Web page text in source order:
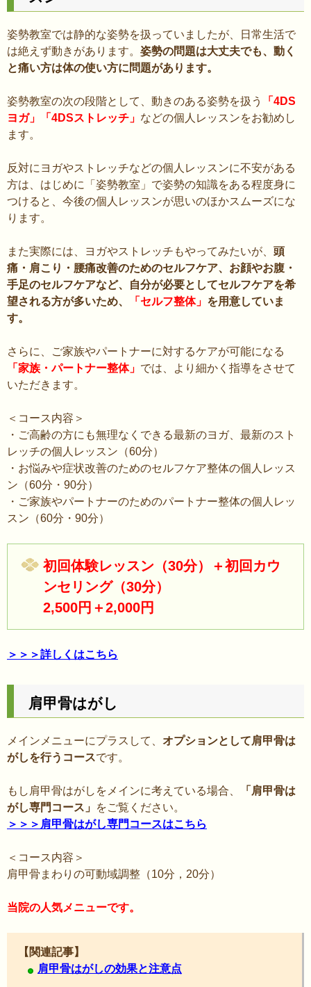
姿勢教室では静的な姿勢を扱っていましたが、日常生活で
は絶えず動きがあります。 姿勢の問題は大丈夫でも、動く
と痛い方は体の使い方に問題があります。
姿勢教室の次の段階として、動きのある姿勢を扱う
「4DS
ヨガ」「4DSストレッチ」 などの個人レッスンをお勧めし
ます。
反対にヨガやストレッチなどの個人レッスンに不安がある
方は、はじめに「姿勢教室」で姿勢の知識をある程度身に
つけると、今後の個人レッスンが思いのほかスムーズにな
ります。
また実際には、ヨガやストレッチもやってみたいが、 頭
痛・肩こり・腰痛改善のためのセルフケア、お顔やお腹・
手足のセルフケアなど、自分が必要としてセルフケアを希
望される方が多いため、
「セルフ整体」 を用意していま
す。
さらに、ご家族やパートナーに対するケアが可能になる
「家族・パートナー整体」 では、より細かく指導をさせて
いただきます。
＜コース内容＞
・ご高齢の方にも無理なくできる最新のヨガ、最新のスト
レッチの個人レッスン（60分）
・お悩みや症状改善のためのセルフケア整体の個人レッス
ン（60分・90分）
・ご家族やパートナーのためのパートナー整体の個人レッ
スン（60分・90分）
初回体験レッスン（30分）＋初回カウ
ンセリング（30分）
2,500円＋2,000円
＞＞＞詳しくはこちら
肩甲骨はがし
メインメニューにプラスして、 オプションとして肩甲骨は
がしを行うコースです。
もし肩甲骨はがしをメインに考えている場合、
「肩甲骨は
がし専門コース」 をご覧ください。
＞＞＞肩甲骨はがし専門コースはこちら
＜コース内容＞
肩甲骨まわりの可動域調整（10分，20分）
当院の人気メニューです。
【関連記事】
肩甲骨はがしの効果と注意点